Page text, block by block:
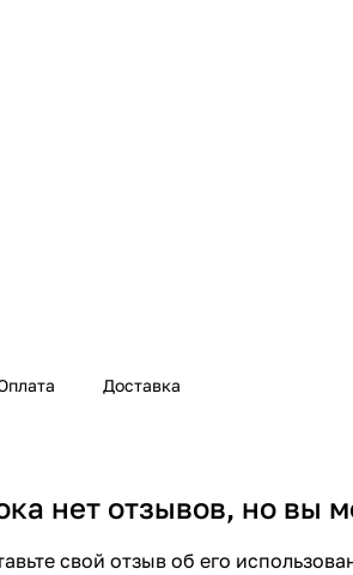
Доставка
нет отзывов, но вы
свой отзыв об его